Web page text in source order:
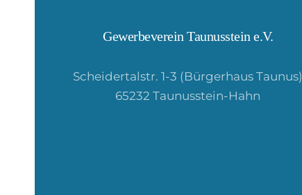
Gewerbeverein Taunusstein e.V.
Scheidertalstr. 1-3 (Bürgerhaus Taunus)
65232 Taunusstein-Hahn